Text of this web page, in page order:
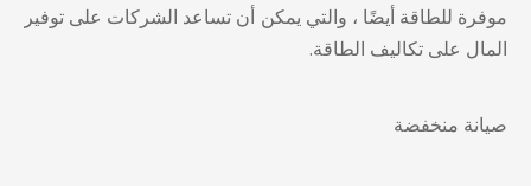
موفرة للطاقة أيضًا ، والتي يمكن أن تساعد الشركات على توفير
المال على تكاليف الطاقة.
صيانة منخفضة